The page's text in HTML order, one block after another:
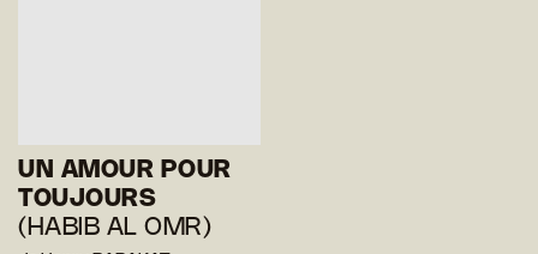
UN AMOUR POUR
TOUJOURS
(HABIB AL OMR)